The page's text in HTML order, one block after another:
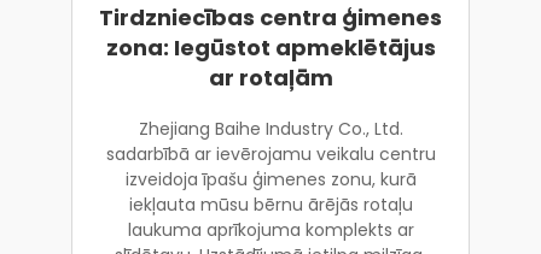
Tirdzniecības centra ģimenes
zona: Iegūstot apmeklētājus
ar rotaļām
Zhejiang Baihe Industry Co., Ltd.
sadarbībā ar ievērojamu veikalu centru
izveidoja īpašu ģimenes zonu, kurā
iekļauta mūsu bērnu ārējās rotaļu
laukuma aprīkojuma komplekts ar